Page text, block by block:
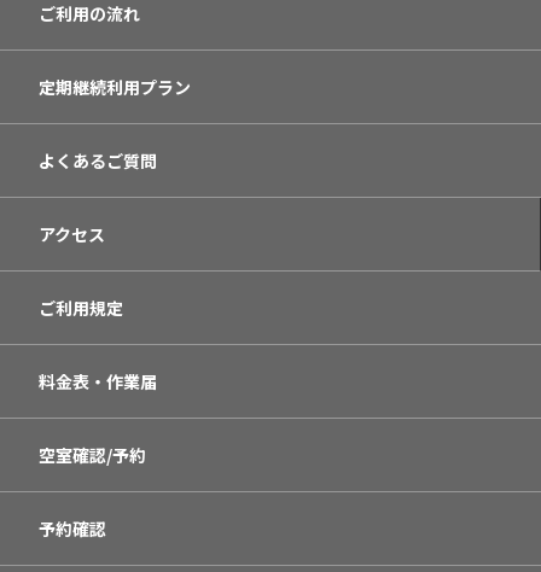
ご利用の流れ
定期継続利用プラン
よくあるご質問
アクセス
ご利用規定
料金表・作業届
空室確認/予約
予約確認